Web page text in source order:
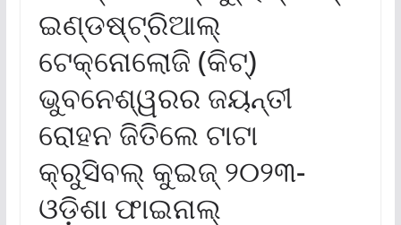
ଇଣ୍ଡଷ୍ଟ୍ରିଆଲ୍
ଟେକ୍ନୋଲୋଜି (କିଟ୍‌)
ଭୁବନେଶ୍ୱରର ଜୟନ୍ତୀ
ରୋହନ ଜିତିଲେ ଟାଟା
କ୍ରୁସିବଲ୍ କୁଇଜ୍ ୨୦୨୩-
ଓଡ଼ିଶା ଫାଇନାଲ୍